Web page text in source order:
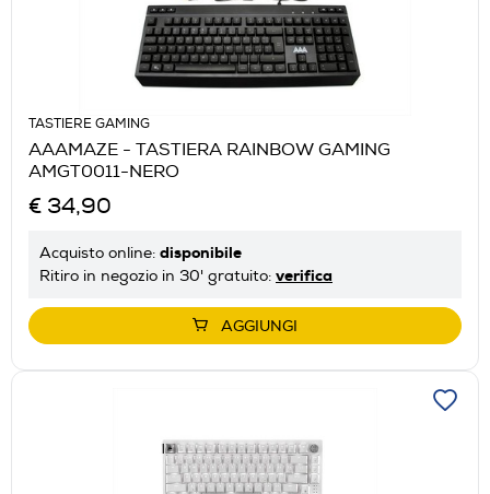
TASTIERE GAMING
AAAMAZE - TASTIERA RAINBOW GAMING
AMGT0011-NERO
€ 34,90
Acquisto online: disponibile
Ritiro in negozio in 30' gratuito: verifica
AGGIUNGI